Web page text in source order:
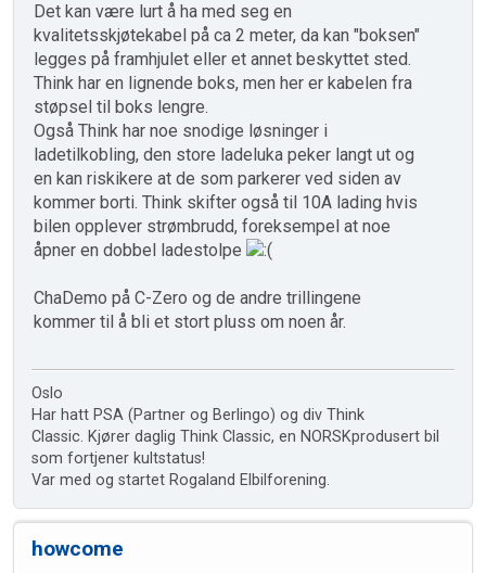
Det kan være lurt å ha med seg en
kvalitetsskjøtekabel på ca 2 meter, da kan "boksen"
legges på framhjulet eller et annet beskyttet sted.
Think har en lignende boks, men her er kabelen fra
støpsel til boks lengre.
Også Think har noe snodige løsninger i
ladetilkobling, den store ladeluka peker langt ut og
en kan riskikere at de som parkerer ved siden av
kommer borti. Think skifter også til 10A lading hvis
bilen opplever strømbrudd, foreksempel at noe
åpner en dobbel ladestolpe
ChaDemo på C-Zero og de andre trillingene
kommer til å bli et stort pluss om noen år.
Oslo
Har hatt PSA (Partner og Berlingo) og div Think
Classic. Kjører daglig Think Classic, en NORSKprodusert bil
som fortjener kultstatus!
Var med og startet Rogaland Elbilforening.
howcome